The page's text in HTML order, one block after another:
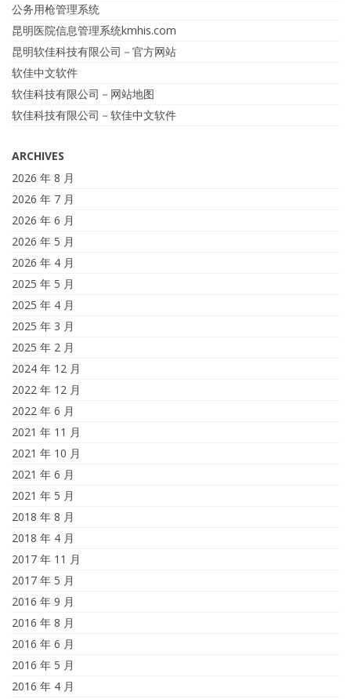
公务用枪管理系统
昆明医院信息管理系统kmhis.com
昆明软佳科技有限公司－官方网站
软佳中文软件
软佳科技有限公司－网站地图
软佳科技有限公司－软佳中文软件
ARCHIVES
2026 年 8 月
2026 年 7 月
2026 年 6 月
2026 年 5 月
2026 年 4 月
2025 年 5 月
2025 年 4 月
2025 年 3 月
2025 年 2 月
2024 年 12 月
2022 年 12 月
2022 年 6 月
2021 年 11 月
2021 年 10 月
2021 年 6 月
2021 年 5 月
2018 年 8 月
2018 年 4 月
2017 年 11 月
2017 年 5 月
2016 年 9 月
2016 年 8 月
2016 年 6 月
2016 年 5 月
2016 年 4 月